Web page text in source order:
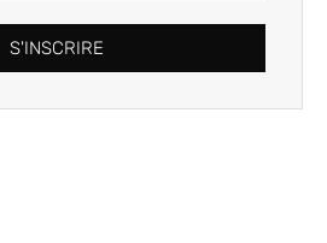
S'INSCRIRE